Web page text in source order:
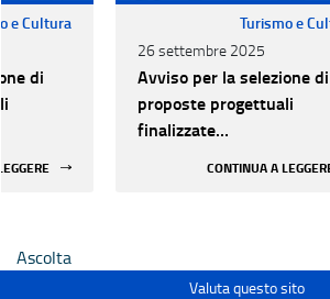
e Cultura
di
Turismo e
26 settembre 2025
Avviso per la selezione di
proposte progettuali
finalizzate
CONTINUA A
Ascolta
Valuta questo sito